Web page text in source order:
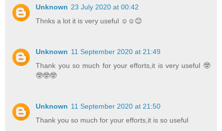
Unknown 23 July 2020 at 00:42
Thnks a lot it is very useful ☺☺😊
Unknown 11 September 2020 at 21:49
Thank you so much for your efforts,it is very useful 🤓
🤓🤓🤓
Unknown 11 September 2020 at 21:50
Thank you so much for your efforts,it is so useful